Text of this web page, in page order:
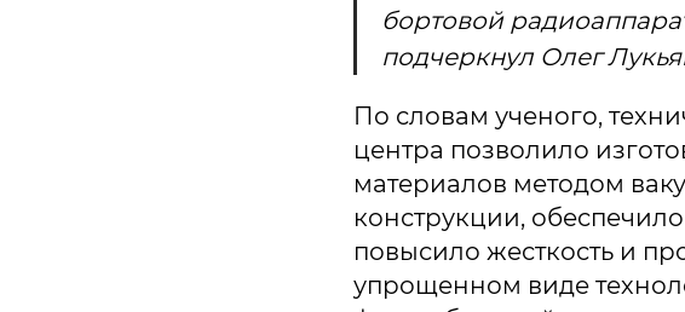
бортовой
подчеркнул Олег
По словам ученого,
центра позволило
материалов методом
конструкции,
повысило жесткость и
упрощенном виде